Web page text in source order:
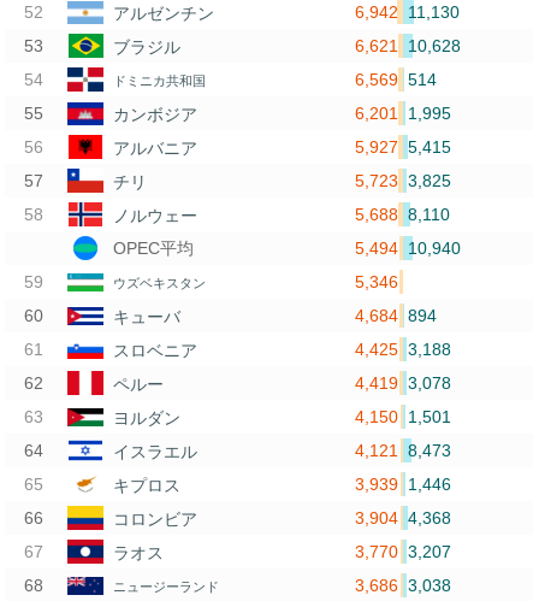
アルゼンチン
6,942
11,130
ブラジル
6,621 10,628
ドミニカ共和国 6,569 514
カンボジア
6,201
1,995
アルバニア
5,927 5,415
チリ
5,723 3,825
ノルウェー
5,688 8,110
OPEC平均
5,494 10,940
ウズベキスタン
5,346
キューバ
4,684 894
スロベニア
4,425 3,188
ペルー
4,419 3,078
ヨルダン
4,150 1,501
イスラエル
4,121
8,473
キプロス
3,939 1,446
コロンビア
3,904 4,368
ラオス
3,770 3,207
ニュージーランド 3,686 3,038